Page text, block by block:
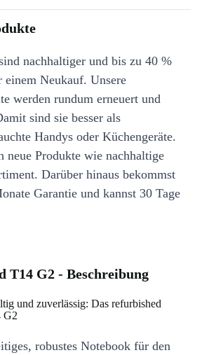
nachhaltiger und bis zu 40 %
einem Neukauf. Unsere
werden rundum erneuert und
sind sie besser als
Handys oder Küchengeräte.
neue Produkte wie nachhaltige
Darüber hinaus bekommst
Garantie und kannst 30 Tage
T14 G2 - Beschreibung
und zuverlässig: Das refurbished
G2
robustes Notebook für den